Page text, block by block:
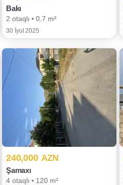
Bakı
2 otaqlı ⦁ 0.7 m²
30 İyul 2025
240,000 AZN
Şamaxı
4 otaqlı ⦁ 120 m²